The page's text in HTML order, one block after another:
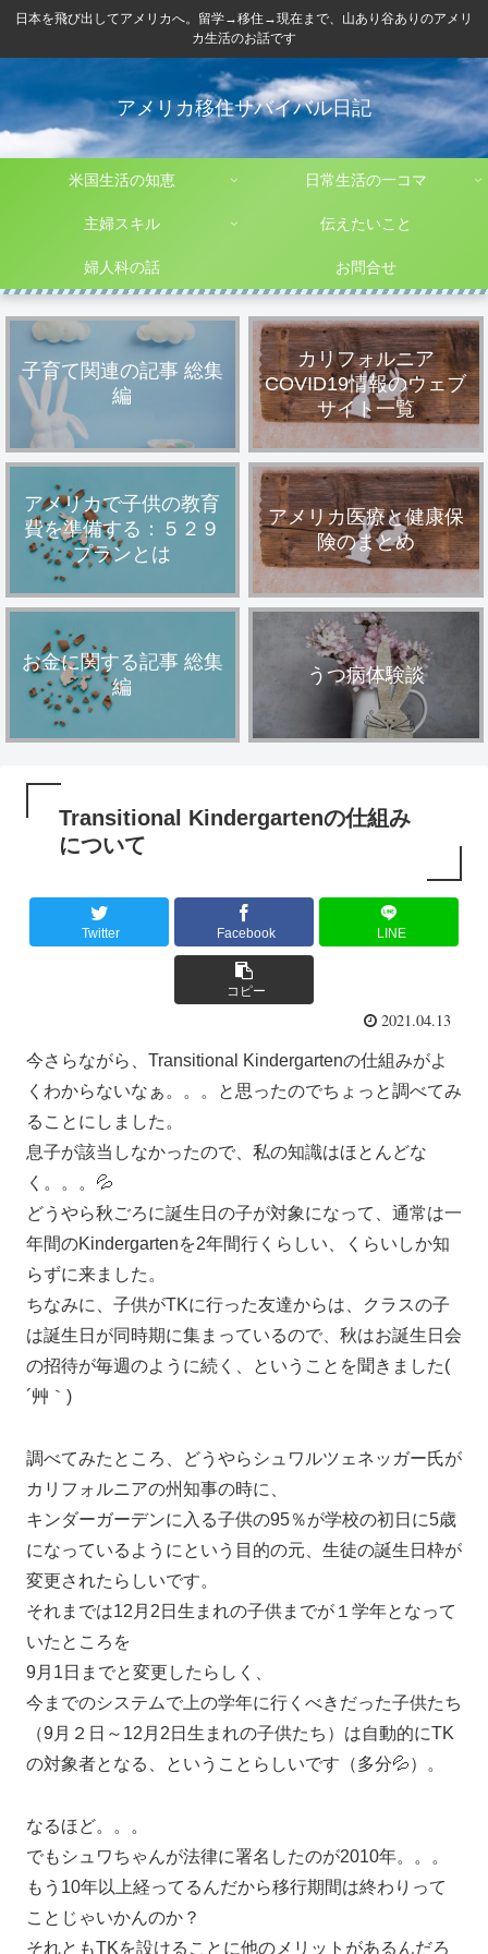
日本を飛び出してアメリカへ。留学→移住→現在まで、山あり谷ありのアメリ
カ生活のお話です
アメリカ移住サバイバル日記
米国生活の知恵 日常生活の一コマ
主婦スキル 伝えたいこと
婦人科の話 お問合せ
子育て関連の記事 総集
編
カリフォルニア
COVID19情報のウェブ
サイト一覧
アメリカで子供の教育
費を準備する：５２９
プランとは
アメリカ医療と健康保
険のまとめ
お金に関する記事 総集
編
うつ病体験談
Transitional Kindergartenの仕組み
について
Twitter Facebook LINE
コピー
2021.04.13
今さらながら、Transitional Kindergartenの仕組みがよ
くわからないなぁ。。。と思ったのでちょっと調べてみ
ることにしました。
息子が該当しなかったので、私の知識はほとんどな
く。。。💦
どうやら秋ごろに誕生日の子が対象になって、通常は一
年間のKindergartenを2年間行くらしい、くらいしか知
らずに来ました。
ちなみに、子供がTKに行った友達からは、クラスの子
は誕生日が同時期に集まっているので、秋はお誕生日会
の招待が毎週のように続く、ということを聞きました(
´艸｀)
調べてみたところ、どうやらシュワルツェネッガー氏が
カリフォルニアの州知事の時に、
キンダーガーデンに入る子供の95％が学校の初日に5歳
になっているようにという目的の元、生徒の誕生日枠が
変更されたらしいです。
それまでは12月2日生まれの子供までが１学年となって
いたところを
9月1日までと変更したらしく、
今までのシステムで上の学年に行くべきだった子供たち
（9月２日～12月2日生まれの子供たち）は自動的にTK
の対象者となる、ということらしいです（多分💦）。
なるほど。。。
でもシュワちゃんが法律に署名したのが2010年。。。
もう10年以上経ってるんだから移行期間は終わりって
ことじゃいかんのか？
それともTKを設けることに他のメリットがあるんだろ